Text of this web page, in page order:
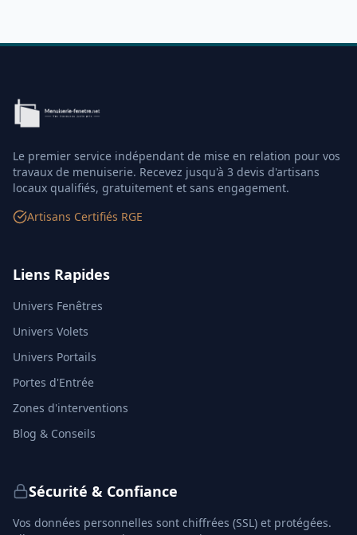
Le premier service indépendant de mise en relation pour vos
travaux de menuiserie. Recevez jusqu'à 3 devis d'artisans
locaux qualifiés, gratuitement et sans engagement.
Artisans Certifiés RGE
Liens Rapides
Univers Fenêtres
Univers Volets
Univers Portails
Portes d'Entrée
Zones d'interventions
Blog & Conseils
Sécurité & Confiance
Vos données personnelles sont chiffrées (SSL) et protégées.